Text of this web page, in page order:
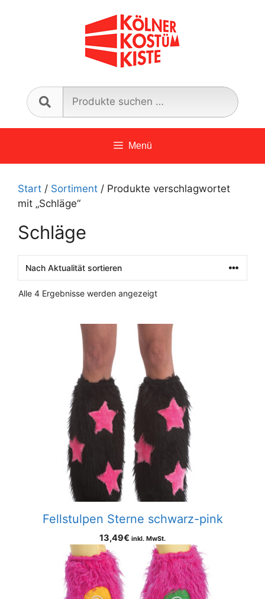
nach:
Menü
Start / Sortiment / Produkte verschlagwortet
mit „Schläge“
Schläge
Alle 4 Ergebnisse werden angezeigtNach
Fellstulpen Sterne schwarz-pink
13,49€ inkl. MwSt.